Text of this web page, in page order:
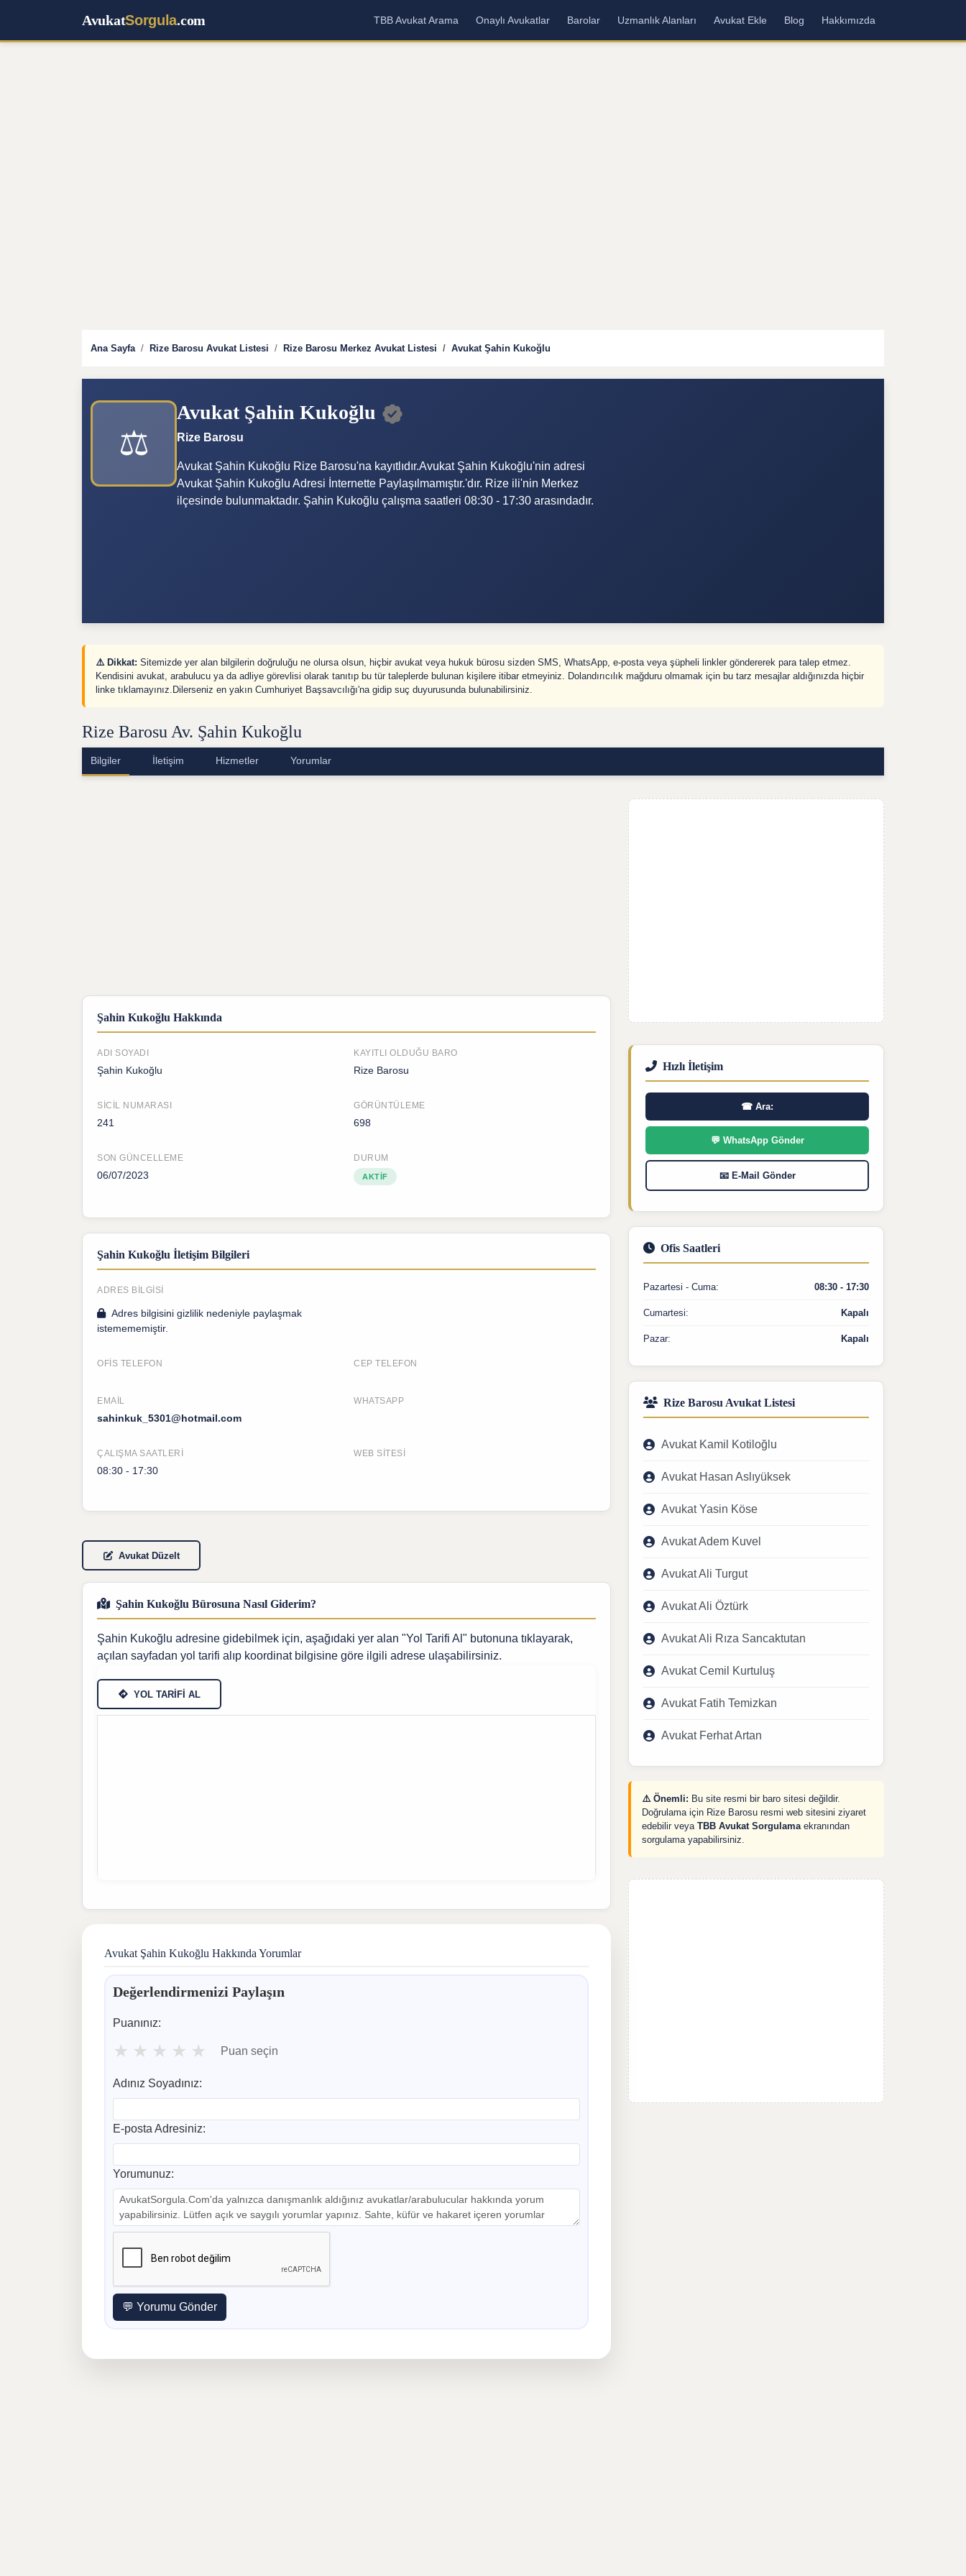
AvukatSorgula.com TBB Avukat Arama Onaylı Avukatlar Barolar Uzmanlık Alanları Avukat Ekle Blog Hakkımızda
Ana Sayfa Rize Barosu Avukat Listesi Rize Barosu Merkez Avukat Listesi Avukat Şahin Kukoğlu
⚖️
Avukat Şahin Kukoğlu
Rize Barosu
Avukat Şahin Kukoğlu Rize Barosu'na kayıtlıdır.Avukat Şahin Kukoğlu'nin adresi
Avukat Şahin Kukoğlu Adresi İnternette Paylaşılmamıştır.'dır. Rize ili'nin Merkez
ilçesinde bulunmaktadır. Şahin Kukoğlu çalışma saatleri 08:30 - 17:30 arasındadır.
⚠️ Dikkat: Sitemizde yer alan bilgilerin doğruluğu ne olursa olsun, hiçbir avukat veya hukuk bürosu sizden SMS, WhatsApp, e-posta veya şüpheli linkler göndererek para talep etmez.
Kendisini avukat, arabulucu ya da adliye görevlisi olarak tanıtıp bu tür taleplerde bulunan kişilere itibar etmeyiniz. Dolandırıcılık mağduru olmamak için bu tarz mesajlar aldığınızda hiçbir
linke tıklamayınız.Dilerseniz en yakın Cumhuriyet Başsavcılığı'na gidip suç duyurusunda bulunabilirsiniz.
Rize Barosu Av. Şahin Kukoğlu
Bilgiler İletişim Hizmetler Yorumlar
Şahin Kukoğlu Hakkında
ADI SOYADI
Şahin Kukoğlu
KAYITLI OLDUĞU BARO
Rize Barosu
SICIL NUMARASI
241
GÖRÜNTÜLEME
698
SON GÜNCELLEME
06/07/2023
DURUM
AKTIF
Şahin Kukoğlu İletişim Bilgileri
ADRES BILGISI
Adres bilgisini gizlilik nedeniyle paylaşmak
istemememiştir.
OFIS TELEFON CEP TELEFON
EMAIL
sahinkuk_5301@hotmail.com
WHATSAPP
ÇALIŞMA SAATLERI
08:30 - 17:30
WEB SITESI
Avukat Düzelt
Şahin Kukoğlu Bürosuna Nasıl Giderim?
Şahin Kukoğlu adresine gidebilmek için, aşağıdaki yer alan "Yol Tarifi Al" butonuna tıklayarak,
açılan sayfadan yol tarifi alıp koordinat bilgisine göre ilgili adrese ulaşabilirsiniz.
YOL TARİFİ AL
Avukat Şahin Kukoğlu Hakkında Yorumlar
Değerlendirmenizi Paylaşın
Puanınız:
★ ★ ★ ★ ★ Puan seçin
Adınız Soyadınız:
E-posta Adresiniz:
Yorumunuz:
💬 Yorumu Gönder
Hızlı İletişim
☎ Ara:
💬 WhatsApp Gönder
📧 E-Mail Gönder
Ofis Saatleri
Pazartesi - Cuma: 08:30 - 17:30
Cumartesi: Kapalı
Pazar: Kapalı
Rize Barosu Avukat Listesi
Avukat Kamil Kotiloğlu
Avukat Hasan Aslıyüksek
Avukat Yasin Köse
Avukat Adem Kuvel
Avukat Ali Turgut
Avukat Ali Öztürk
Avukat Ali Rıza Sancaktutan
Avukat Cemil Kurtuluş
Avukat Fatih Temizkan
Avukat Ferhat Artan
⚠️ Önemli: Bu site resmi bir baro sitesi değildir.
Doğrulama için Rize Barosu resmi web sitesini ziyaret
edebilir veya TBB Avukat Sorgulamaekranından
sorgulama yapabilirsiniz.